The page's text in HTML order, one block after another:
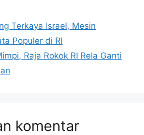
Terkaya Israel, Mesin
Populer di RI
Raja Rokok RI Rela Ganti
komentar